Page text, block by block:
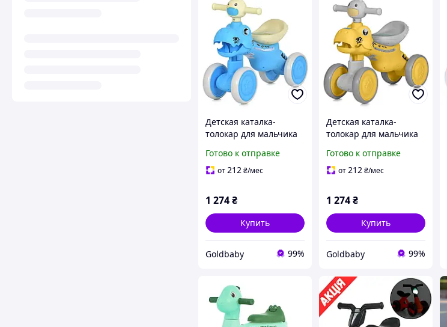
Детская каталка-
толокар для мальчика
подсветка) (M 6025E-4)
Готово к отправке
от 212 ₴/мес
1 274₴
Купить
Goldbaby 99%
Детская каталка-
толокар для мальчика
подсветка) (M 6025E-6)
Готово к отправке
от212 ₴/мес
1 274₴
Купить
Goldbaby 99%